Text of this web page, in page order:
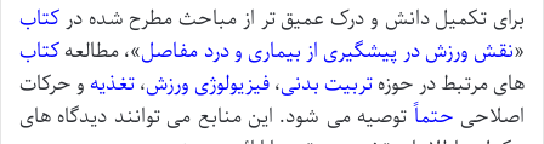
برای تکمیل دانش و درک عمیق تر از مباحث مطرح شده در کتاب
«نقش ورزش در پیشگیری از بیماری و درد مفاصل»، مطالعهکتاب
های مرتبط در حوزهتربیت بدنی،فیزیولوژی ورزش،تغذیهو حرکات
اصلاحی حتماًتوصیه می شود. این منابع می توانند دیدگاه های